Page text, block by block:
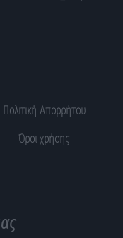
Πολιτική Απορρήτου
Όροι χρήσης